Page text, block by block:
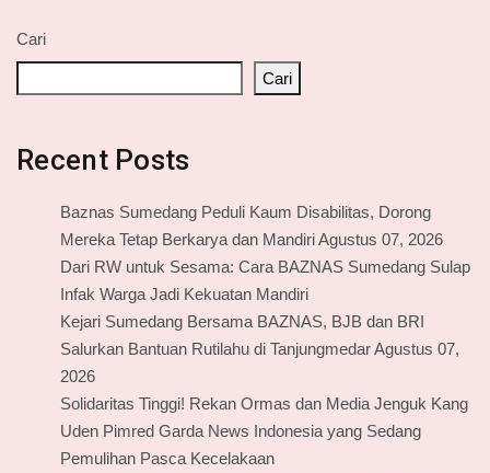
Cari
Cari
Recent Posts
Baznas Sumedang Peduli Kaum Disabilitas, Dorong
Mereka Tetap Berkarya dan Mandiri Agustus 07, 2026
Dari RW untuk Sesama: Cara BAZNAS Sumedang Sulap
Infak Warga Jadi Kekuatan Mandiri
Kejari Sumedang Bersama BAZNAS, BJB dan BRI
Salurkan Bantuan Rutilahu di Tanjungmedar Agustus 07,
2026
Solidaritas Tinggi! Rekan Ormas dan Media Jenguk Kang
Uden Pimred Garda News Indonesia yang Sedang
Pemulihan Pasca Kecelakaan